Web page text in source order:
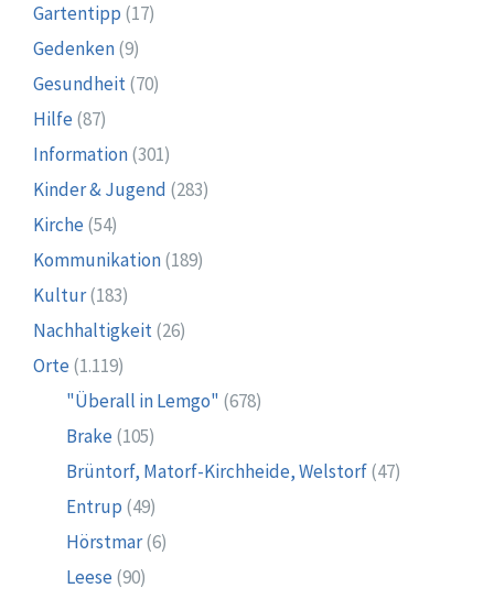
Gartentipp (17)
Gedenken(9)
Gesundheit(70)
Hilfe (87)
Information(301)
Kinder & Jugend (283)
Kirche (54)
Kommunikation(189)
Kultur(183)
Nachhaltigkeit(26)
Orte (1.119)
"Überall in Lemgo" (678)
Brake (105)
Brüntorf, Matorf-Kirchheide, Welstorf(47)
Entrup (49)
Hörstmar(6)
Leese (90)